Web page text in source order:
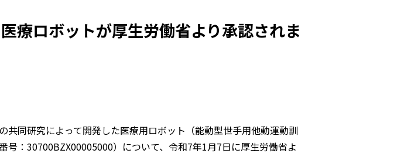
療ロボットが厚生労働省より承認されま
同研究によって開発した医療用ロボット（能動型世手用他動運動訓
：30700BZX00005000）について、令和7年1月7日に厚生労働省よ